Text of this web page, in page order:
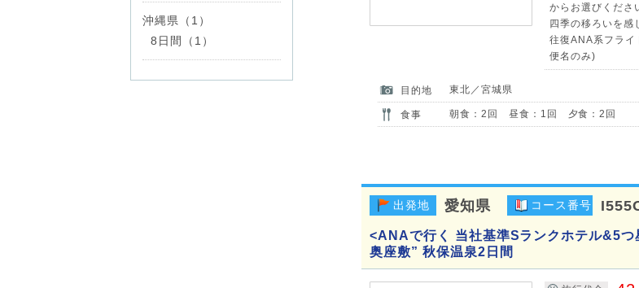
からお選びくださ
四季の移ろいを感
往復ANA系フラ
便名のみ)
目的地 東北／宮城県
食事 朝食：2回 昼食：1回 夕食：2回
出発地 愛知県 コース番号
<ANAで行く 当社基準Sランクホテル&5
奥座敷” 秋保温泉2日間
沖縄県（1）
8日間（1）